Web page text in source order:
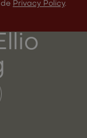
Privacy Policy.